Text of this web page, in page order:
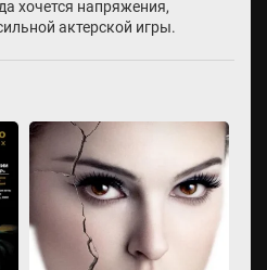
хочется напряжения,
актерской игры.